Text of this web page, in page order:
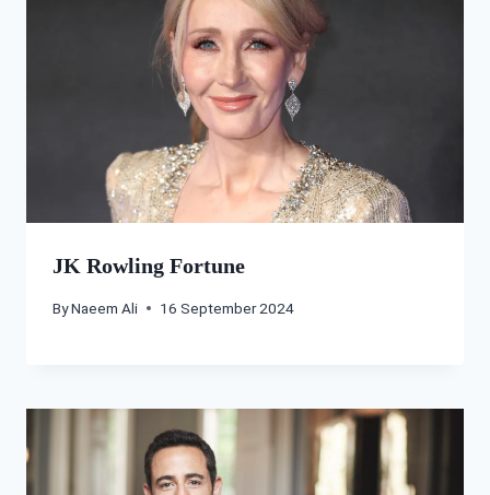
JK Rowling Fortune
ByNaeem Ali 16 September 2024